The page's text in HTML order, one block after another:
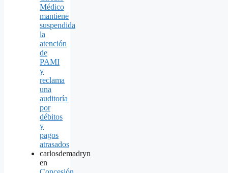
Médico
mantiene
suspendida
la
atención
de
PAMI
y
reclama
una
auditoría
por
débitos
y
pagos
atrasados
carlosdemadryn
en